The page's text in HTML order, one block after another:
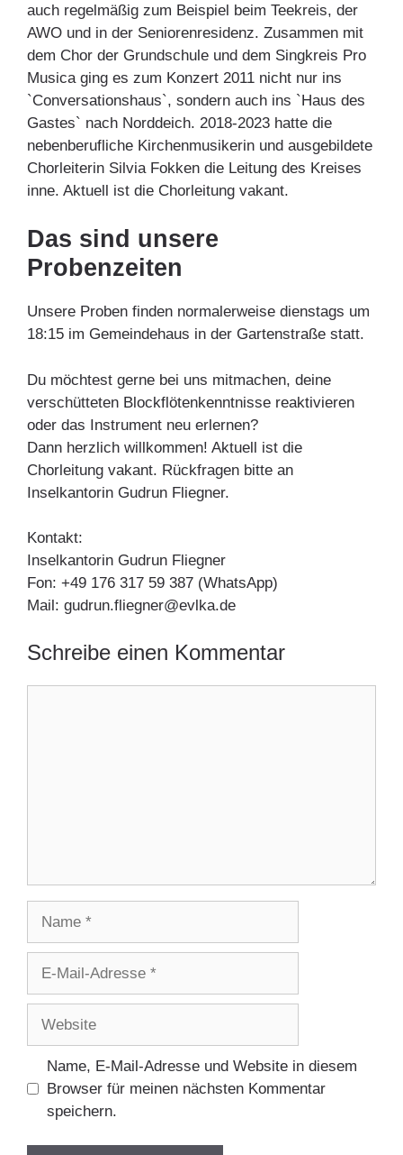
auch regelmäßig zum Beispiel beim Teekreis, der
AWO und in der Seniorenresidenz. Zusammen mit
dem Chor der Grundschule und dem Singkreis Pro
Musica ging es zum Konzert 2011 nicht nur ins
`Conversationshaus`, sondern auch ins `Haus des
Gastes` nach Norddeich. 2018-2023 hatte die
nebenberufliche Kirchenmusikerin und ausgebildete
Chorleiterin Silvia Fokken die Leitung des Kreises
inne. Aktuell ist die Chorleitung vakant.
Das sind unsere
Probenzeiten
Unsere Proben finden normalerweise dienstags um
18:15 im Gemeindehaus in der Gartenstraße statt.
Du möchtest gerne bei uns mitmachen, deine
verschütteten Blockflötenkenntnisse reaktivieren
oder das Instrument neu erlernen?
Dann herzlich willkommen! Aktuell ist die
Chorleitung vakant. Rückfragen bitte an
Inselkantorin Gudrun Fliegner.
Kontakt:
Inselkantorin Gudrun Fliegner
Fon: +49 176 317 59 387 (WhatsApp)
Mail: gudrun.fliegner@evlka.de
Schreibe einen Kommentar
Adresse
Name, E-Mail-Adresse und Website in diesem
Browser für meinen nächsten Kommentar
speichern.